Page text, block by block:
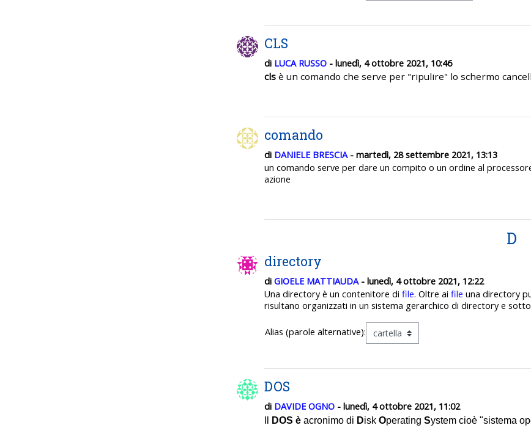
CLS
di LUCA RUSSO- lunedì, 4 ottobre 2021, 10:46
cls è un comando che serve per "ripulire" lo schermo
comando
di DANIELE BRESCIA- martedì, 28 settembre 2021, 13:13
un comando serve per dare un compito o un ordine al
azione
D
directory
di GIOELE MATTIAUDA- lunedì, 4 ottobre 2021, 12:22
Una directoryè un contenitore di file. Oltre ai file una directory
risultano organizzati in un sistema gerarchico di directorye
Alias (parole alternative):
DOS
di DAVIDE OGNO- lunedì, 4 ottobre 2021, 11:02
DOS èacronimo di Disk Operating System cioè "sistema